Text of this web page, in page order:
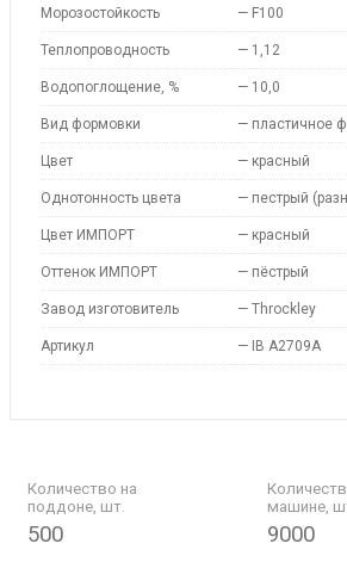
Морозостойкость — F100
Теплопроводность — 1,12
Водопоглощение, % — 10,0
Вид формовки — пластичное
Цвет — красный
Однотонность цвета — пестрый
Цвет ИМПОРТ — красный
Оттенок ИМПОРТ — пёстрый
Завод изготовитель — Throckley
Артикул — IB A2709A
Количество на
поддоне, шт.
500
машине,
9000